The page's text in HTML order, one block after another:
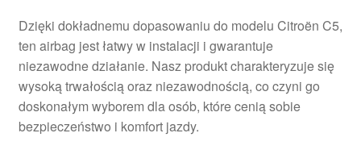
Wózek
Zamówienia
Zasady i warunki
Dzięki dokładnemu dopasowaniu do modelu Citroën C5,
ten airbag jest łatwy w instalacji i gwarantuje
niezawodne działanie. Nasz produkt charakteryzuje się
wysoką trwałością oraz niezawodnością, co czyni go
doskonałym wyborem dla osób, które cenią sobie
bezpieczeństwo i komfort jazdy.